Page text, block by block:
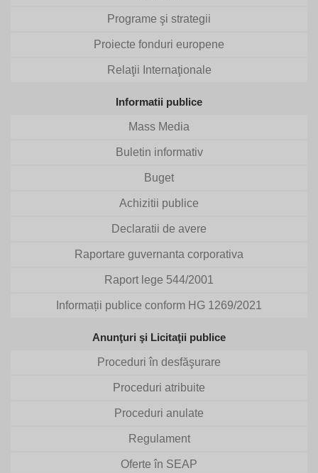
Programe şi strategii
Proiecte fonduri europene
Relaţii Internaţionale
Informatii publice
Mass Media
Buletin informativ
Buget
Achizitii publice
Declaratii de avere
Raportare guvernanta corporativa
Raport lege 544/2001
Informații publice conform HG 1269/2021
Anunţuri şi Licitaţii publice
Proceduri în desfăşurare
Proceduri atribuite
Proceduri anulate
Regulament
Oferte în SEAP